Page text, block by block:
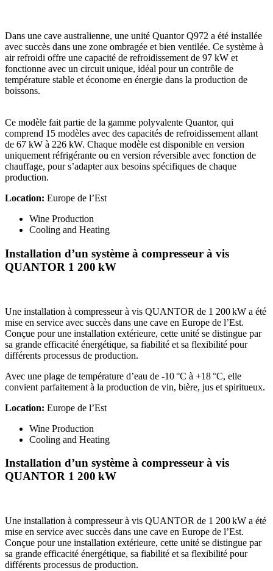
Dans une cave australienne, une unité Quantor Q972 a été installée
avec succès dans une zone ombragée et bien ventilée. Ce système à
air refroidi offre une capacité de refroidissement de 97 kW et
fonctionne avec un circuit unique, idéal pour un contrôle de
température stable et économe en énergie dans la production de
boissons.
Ce modèle fait partie de la gamme polyvalente Quantor, qui
comprend 15 modèles avec des capacités de refroidissement allant
de 67 kW à 226 kW. Chaque modèle est disponible en version
uniquement réfrigérante ou en version réversible avec fonction de
chauffage, pour s’adapter aux besoins spécifiques de chaque
production.
Location: Europe de l’Est
Wine Production
Cooling and Heating
Installation d’un système à compresseur à vis
QUANTOR 1 200 kW
Une installation à compresseur à vis QUANTOR de 1 200 kW a été
mise en service avec succès dans une cave en Europe de l’Est.
Conçue pour une installation extérieure, cette unité se distingue par
sa grande efficacité énergétique, sa fiabilité et sa flexibilité pour
différents processus de production.
Avec une plage de température d’eau de -10 °C à +18 °C, elle
convient parfaitement à la production de vin, bière, jus et spiritueux.
Location: Europe de l’Est
Wine Production
Cooling and Heating
Installation d’un système à compresseur à vis
QUANTOR 1 200 kW
Une installation à compresseur à vis QUANTOR de 1 200 kW a été
mise en service avec succès dans une cave en Europe de l’Est.
Conçue pour une installation extérieure, cette unité se distingue par
sa grande efficacité énergétique, sa fiabilité et sa flexibilité pour
différents processus de production.